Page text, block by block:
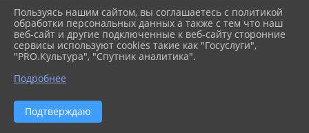
Главная МЕРОПРИЯТИЯ
Новости
Урок патриотического в...
25.03.2025 11:25
УРОК ПАТРИОТИЧЕСКОГО ВОСПИТАНИЯ
Пользуясь нашим сайтом, вы соглашаетесь с политикой
обработки персональных данных а также с тем что наш
веб-сайт и другие подключенные к веб-сайту сторонние
сервисы используют cookies такие как "Госуслуги",
"PRO.Культура", "Спутник аналитика".
Подробнее
Подтверждаю